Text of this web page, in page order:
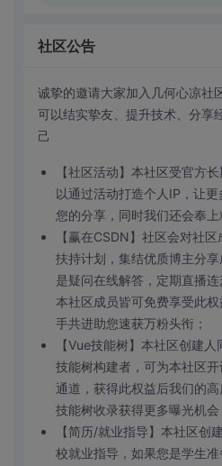
社区公告
诚挚的邀请大家加入几何心凉社
可以结实挚友、提升技术、分享
己
【社区活动】本社区受官方
以通过活动打造个人IP，让
您的分享，同时我们还会奉上
【赢在CSDN】社区会对社
扶持计划，集结优质博主分
是疑问在线解答，定期直播
本社区成员皆可免费享受此
手共进助您速获万粉头衔；
【Vue技能树】本社区创建
技能树构建者，可为本社区
通道，获得此权益后我们的
技能树收录获得更多曝光机会
【简历/就业指导】本社区创
校就业指导，如果您是学生